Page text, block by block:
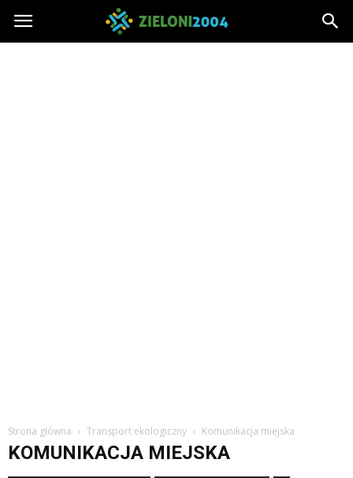
Zieloni2004.pl
Strona główna Transport ekologiczny Komunikacja miejska
KOMUNIKACJA MIEJSKA